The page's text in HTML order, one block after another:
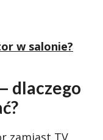
w salonie?
dlaczego
zamiast TV